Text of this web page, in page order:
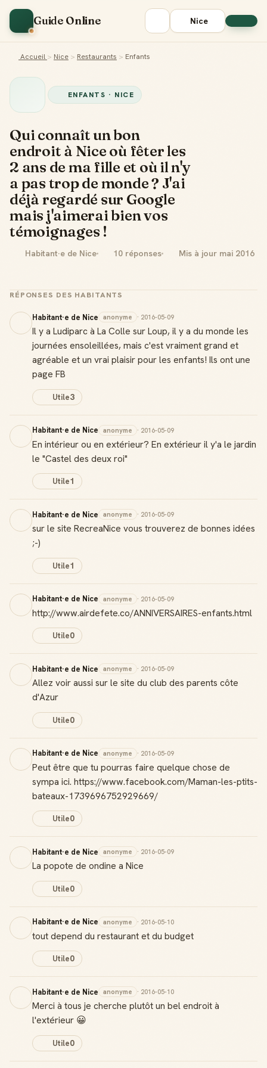
Guide Online Nice
Accueil > Nice > Restaurants > Enfants
ENFANTS · NICE
Qui connaît un bon
endroit à Nice où fêter les
2 ans de ma fille et où il n'y
a pas trop de monde ? J'ai
déjà regardé sur Google
mais j'aimerai bien vos
témoignages !
Habitant·e de Nice 10 réponses Mis à jour mai 2016
RÉPONSES DES HABITANTS
Habitant·e de Nice anonyme · 2016-05-09
Il y a Ludiparc à La Colle sur Loup, il y a du monde les
journées ensoleillées, mais c'est vraiment grand et
agréable et un vrai plaisir pour les enfants! Ils ont une
page FB
Utile3
Habitant·e de Nice anonyme · 2016-05-09
En intérieur ou en extérieur? En extérieur il y'a le jardin
le "Castel des deux roi"
Utile1
Habitant·e de Nice anonyme · 2016-05-09
sur le site RecreaNice vous trouverez de bonnes idées
;-)
Utile1
Habitant·e de Nice anonyme · 2016-05-09
http://www.airdefete.co/ANNIVERSAIRES-enfants.html
Utile0
Habitant·e de Nice anonyme · 2016-05-09
Allez voir aussi sur le site du club des parents côte
d'Azur
Utile0
Habitant·e de Nice anonyme · 2016-05-09
Peut être que tu pourras faire quelque chose de
sympa ici. https://www.facebook.com/Maman-les-ptits-
bateaux-1739696752929669/
Utile0
Habitant·e de Nice anonyme · 2016-05-09
La popote de ondine a Nice
Utile0
Habitant·e de Nice anonyme · 2016-05-10
tout depend du restaurant et du budget
Utile0
Habitant·e de Nice anonyme · 2016-05-10
Merci à tous je cherche plutôt un bel endroit à
l'extérieur 😀
Utile0